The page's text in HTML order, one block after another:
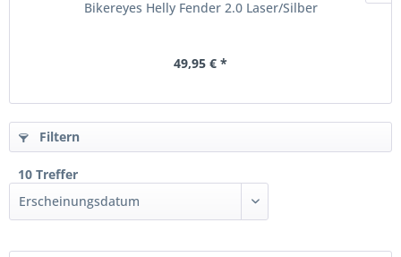
Bikereyes Helly Fender 2.0 Laser/Silber
49,95 € *
Filtern
10 Treffer